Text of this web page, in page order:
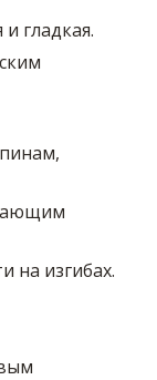
гладкая.
на изгибах.